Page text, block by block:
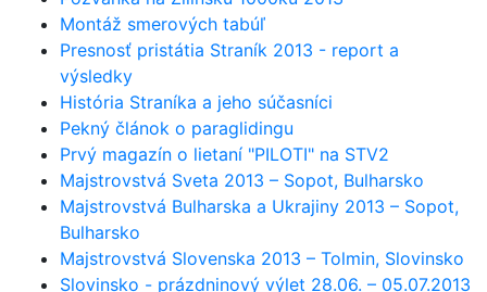
Montáž smerových tabúľ
Presnosť pristátia Straník 2013 - report a
výsledky
História Straníka a jeho súčasníci
Pekný článok o paraglidingu
Prvý magazín o lietaní "PILOTI" na STV2
Majstrovstvá Sveta 2013 – Sopot, Bulharsko
Majstrovstvá Bulharska a Ukrajiny 2013 – Sopot,
Bulharsko
Majstrovstvá Slovenska 2013 – Tolmin, Slovinsko
Slovinsko - prázdninový výlet 28.06. – 05.07.2013